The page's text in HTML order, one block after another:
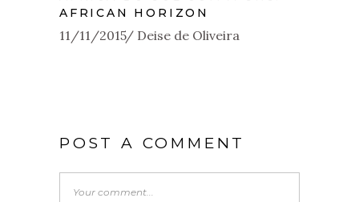
AFRICAN HORIZON
11/11/2015 Deise de Oliveira
POST A COMMENT